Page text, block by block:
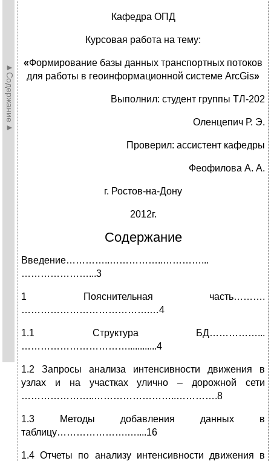
►Содержание►
Кафедра ОПД
Курсовая работа на тему:
«Формирование базы данных транспортных потоков
для работы в геоинформационной системе ArcGis»
Выполнил: студент группы ТЛ-202
Оленцепич Р. Э.
Проверил: ассистент кафедры
Феофилова А. А.
г. Ростов-на-Дону
2012г.
Содержание
Введение…………..……………..…………...
…………………...3
1 Пояснительная часть……….
………………………………….…4
1.1 Структура БД……………...
……………………………............4
1.2 Запросы анализа интенсивности движения в
узлах и на участках улично – дорожной сети
…………………..……………………..………….8
1.3 Методы добавления данных в
таблицу………………….…....16
1.4 Отчеты по анализу интенсивности движения в